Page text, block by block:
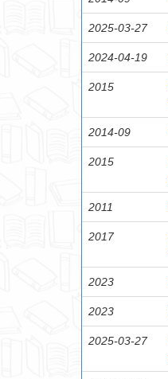
2025-03-27
2024-04-19
2015
2014-09
2015
2011
2017
2023
2023
2025-03-27